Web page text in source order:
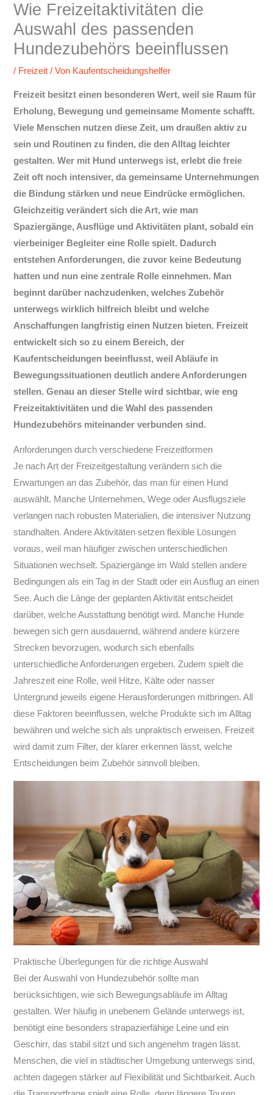
Wie Freizeitaktivitäten die
Auswahl des passenden
Hundezubehörs beeinflussen
/ Freizeit / Von Kaufentscheidungshelfer
Freizeit besitzt einen besonderen Wert, weil sie Raum für
Erholung, Bewegung und gemeinsame Momente schafft.
Viele Menschen nutzen diese Zeit, um draußen aktiv zu
sein und Routinen zu finden, die den Alltag leichter
gestalten. Wer mit Hund unterwegs ist, erlebt die freie
Zeit oft noch intensiver, da gemeinsame Unternehmungen
die Bindung stärken und neue Eindrücke ermöglichen.
Gleichzeitig verändert sich die Art, wie man
Spaziergänge, Ausflüge und Aktivitäten plant, sobald ein
vierbeiniger Begleiter eine Rolle spielt. Dadurch
entstehen Anforderungen, die zuvor keine Bedeutung
hatten und nun eine zentrale Rolle einnehmen. Man
beginnt darüber nachzudenken, welches Zubehör
unterwegs wirklich hilfreich bleibt und welche
Anschaffungen langfristig einen Nutzen bieten. Freizeit
entwickelt sich so zu einem Bereich, der
Kaufentscheidungen beeinflusst, weil Abläufe in
Bewegungssituationen deutlich andere Anforderungen
stellen. Genau an dieser Stelle wird sichtbar, wie eng
Freizeitaktivitäten und die Wahl des passenden
Hundezubehörs miteinander verbunden sind.
Anforderungen durch verschiedene Freizeitformen
Je nach Art der Freizeitgestaltung verändern sich die
Erwartungen an das Zubehör, das man für einen Hund
auswählt. Manche Unternehmen, Wege oder Ausflugsziele
verlangen nach robusten Materialien, die intensiver Nutzung
standhalten. Andere Aktivitäten setzen flexible Lösungen
voraus, weil man häufiger zwischen unterschiedlichen
Situationen wechselt. Spaziergänge im Wald stellen andere
Bedingungen als ein Tag in der Stadt oder ein Ausflug an einen
See. Auch die Länge der geplanten Aktivität entscheidet
darüber, welche Ausstattung benötigt wird. Manche Hunde
bewegen sich gern ausdauernd, während andere kürzere
Strecken bevorzugen, wodurch sich ebenfalls
unterschiedliche Anforderungen ergeben. Zudem spielt die
Jahreszeit eine Rolle, weil Hitze, Kälte oder nasser
Untergrund jeweils eigene Herausforderungen mitbringen. All
diese Faktoren beeinflussen, welche Produkte sich im Alltag
bewähren und welche sich als unpraktisch erweisen. Freizeit
wird damit zum Filter, der klarer erkennen lässt, welche
Entscheidungen beim Zubehör sinnvoll bleiben.
Praktische Überlegungen für die richtige Auswahl
Bei der Auswahl von Hundezubehör sollte man
berücksichtigen, wie sich Bewegungsabläufe im Alltag
gestalten. Wer häufig in unebenem Gelände unterwegs ist,
benötigt eine besonders strapazierfähige Leine und ein
Geschirr, das stabil sitzt und sich angenehm tragen lässt.
Menschen, die viel in städtischer Umgebung unterwegs sind,
achten dagegen stärker auf Flexibilität und Sichtbarkeit. Auch